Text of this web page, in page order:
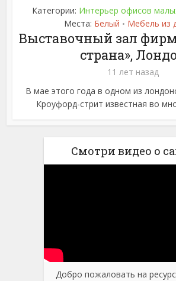
Категории: Интерьер офисов
Места: Белый • Мебель из
Выставочный зал
страна»,
11 лет назад
В мае этого года в одном из
Кроуфорд-стрит известная во
Смотри видео о
Добро пожаловать на ресурс